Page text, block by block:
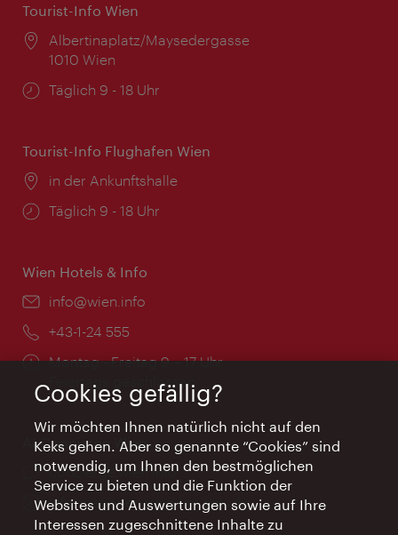
Tourist-Info Wien
Ort:
Albertinaplatz/Maysedergasse
1010 Wien
Öffnungszeiten:
Täglich 9 - 18 Uhr
Tourist-Info Flughafen Wien
Ort:
in der Ankunftshalle
Öffnungszeiten:
Täglich 9 - 18 Uhr
Wien Hotels & Info
Email:
info@wien.info
Telefon:
+43-1-24 555
Öffnungszeiten:
Montag - Freitag 9 – 17 Uhr
Feiertags geschlossen
AI Concierge Wien
Ort:
concierge.wien.info
Öffnungszeiten:
Informationen rund um die Uhr
Cookies gefällig?
Wir möchten Ihnen natürlich nicht auf den
Keks gehen. Aber so genannte “Cookies” sind
notwendig, um Ihnen den bestmöglichen
Service zu bieten und die Funktion der
Websites und Auswertungen sowie auf Ihre
Interessen zugeschnittene Inhalte zu